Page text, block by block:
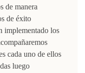
de manera
de éxito
implementado los
cada uno de ellos
luego